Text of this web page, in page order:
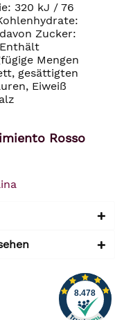
320 kJ / 76
Zucker:
Mengen
gesättigten
Eiweiß
Rosso